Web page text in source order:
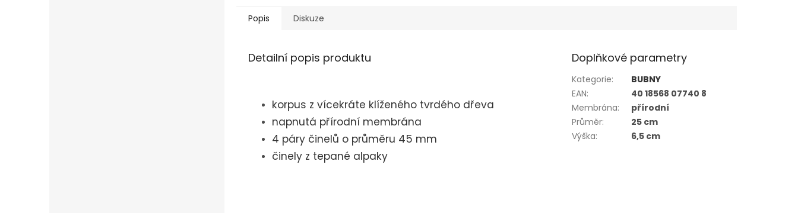
Popis Diskuze
Detailní popis produktu
korpus z vícekráte klíženého tvrdého dřeva
napnutá přírodní membrána
4 páry činelů o průměru 45 mm
činely z tepané alpaky
Doplňkové parametry
Kategorie:
BUBNY
EAN:
40 18568 07740 8
Membrána:
přírodní
Průměr:
25 cm
Výška: 6,5 cm